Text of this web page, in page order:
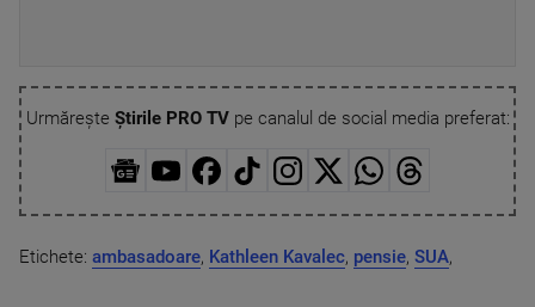
Urmărește Știrile PRO TVpe canalul de social media preferat:
Etichete: ambasadoare, Kathleen Kavalec, pensie, SUA,